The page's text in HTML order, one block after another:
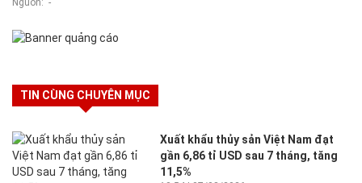
Nguồn: -
TIN CÙNG CHUYÊN MỤC
Xuất khẩu thủy sản Việt Nam đạt
gần 6,86 tỉ USD sau 7 tháng, tăng
11,5%